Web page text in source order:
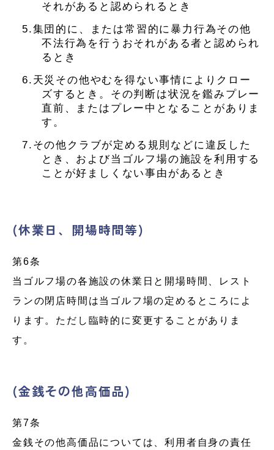
それがあると認められるとき
5.集団的に、または常習的に暴力行為その他
不法行為を行うおそれがある者と認められ
るとき
6.天災その他やむを得ない事情によりクロー
ズするとき。その判断は状況を鑑みプレー
直前、またはプレー中となることがありま
す。
7.その他クラブが定める規則などに違反した
とき、および当ゴルフ場の施設を利用する
ことが好ましくない事由があるとき
(休業日、開場時間等)
第6条
当ゴルフ場の各施設の休業日と開場時間、レスト
ランの閉店時間は当ゴルフ場の定めるところによ
ります。ただし臨時的に変更することがありま
す。
(金銭その他高価品)
第7条
金銭その他高価品については、利用者自身の責任